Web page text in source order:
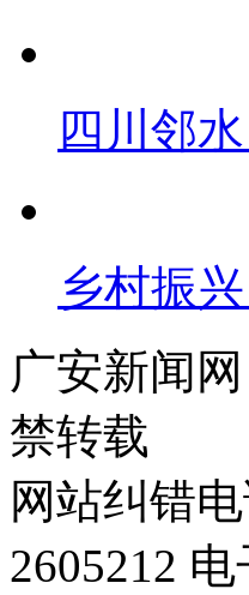
四川邻
乡村振
广安新闻
禁转载
网站纠错
2605212